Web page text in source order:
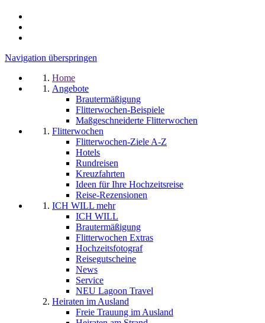
Navigation überspringen
Home
Angebote
Brautermäßigung
Flitterwochen-Beispiele
Maßgeschneiderte Flitterwochen
Flitterwochen
Flitterwochen-Ziele A-Z
Hotels
Rundreisen
Kreuzfahrten
Ideen für Ihre Hochzeitsreise
Reise-Rezensionen
ICH WILL mehr
ICH WILL
Brautermäßigung
Flitterwochen Extras
Hochzeitsfotograf
Reisegutscheine
News
Service
NEU Lagoon Travel
Heiraten im Ausland
Freie Trauung im Ausland